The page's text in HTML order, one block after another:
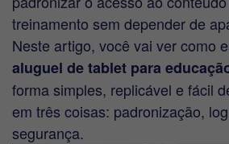
treinamento sem depender de
Neste artigo, você vai ver como
aluguel de tablet para
forma simples, replicável e fácil
em três coisas: padronização,
segurança.